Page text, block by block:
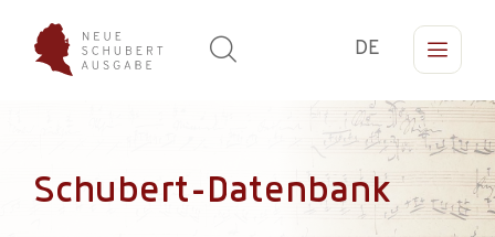
DE
Schubert-Datenbank